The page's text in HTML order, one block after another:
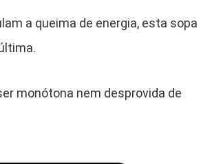
a queima de energia, esta sopa
monótona nem desprovida de